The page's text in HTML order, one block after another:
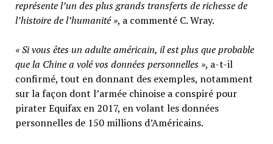
représente l’un des plus grands transferts de richesse de
l’histoire de l’humanité », a commenté C. Wray.
« Si vous êtes un adulte américain, il est plus que probable
que la Chine a volé vos données personnelles », a-t-il
confirmé, tout en donnant des exemples, notamment
sur la façon dont l’armée chinoise a conspiré pour
pirater Equifax en 2017, en volant les données
personnelles de 150 millions d’Américains.